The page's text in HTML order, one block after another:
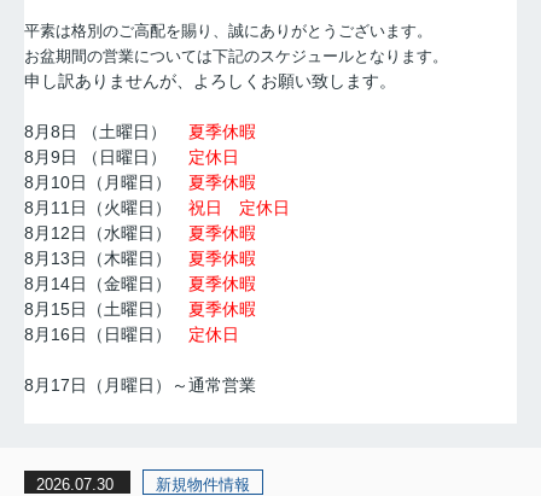
平素は格別のご高配を賜り、誠にありがとうございます。
お盆期間の営業については下記のスケジュールとなります。
申し訳ありませんが、よろしくお願い致します。
8月8日 （土曜日） 夏季休暇
8月9日 （日曜日） 定休日
8月10日（月曜日） 夏季休暇
8月11日（火曜日） 祝日 定休日
8月12日（水曜日） 夏季休暇
8月13日（木曜日） 夏季休暇
8月14日（金曜日） 夏季休暇
8月15日（土曜日） 夏季休暇
8月16日（日曜日） 定休日
8月17日（月曜日）～通常営業
2026.07.30 新規物件情報